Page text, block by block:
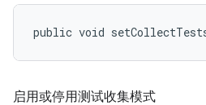
public void
启用或停用测试收集模式